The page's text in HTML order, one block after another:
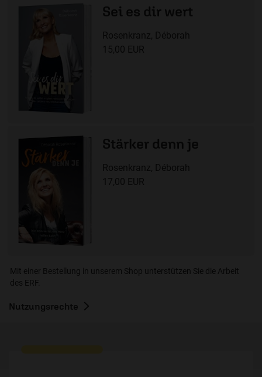
Sei es dir wert
Rosenkranz, Déborah
15,00 EUR
Stärker denn je
Rosenkranz, Déborah
17,00 EUR
Mit einer Bestellung in unserem Shop unterstützen Sie die Arbeit
des ERF.
Nutzungsrechte